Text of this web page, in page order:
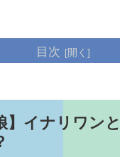
目次
】イナリワン